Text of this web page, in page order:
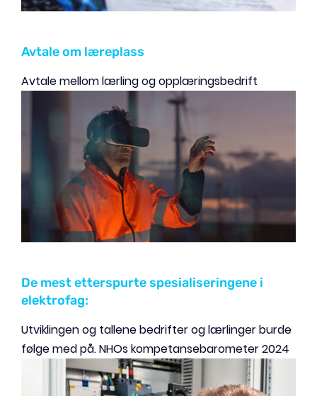
Avtale om læreplass
Avtale mellom lærling og opplæringsbedrift
De mest etterspurte spesialiseringene i
elektrofag:
Utviklingen og tallene bedrifter og lærlinger burde
følge med på. NHOs kompetansebarometer 2024